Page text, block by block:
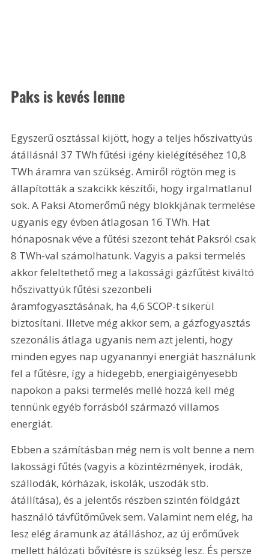
Paks is kevés lenne
Egyszerű osztással kijött, hogy a teljes hőszivattyús
átállásnál 37 TWh fűtési igény kielégítéséhez 10,8
TWh áramra van szükség. Amiről rögtön meg is
állapították a szakcikk készítői, hogy irgalmatlanul
sok. A Paksi Atomerőmű négy blokkjának termelése
ugyanis egy évben átlagosan 16 TWh. Hat
hónaposnak véve a fűtési szezont tehát Paksról csak
8 TWh-val számolhatunk. Vagyis a paksi termelés
akkor feleltethető meg a lakossági gázfűtést kiváltó
hőszivattyúk fűtési szezonbeli
áramfogyasztásának, ha 4,6 SCOP-t sikerül
biztosítani. Illetve még akkor sem, a gázfogyasztás
szezonális átlaga ugyanis nem azt jelenti, hogy
minden egyes nap ugyanannyi energiát használunk
fel a fűtésre, így a hidegebb, energiaigényesebb
napokon a paksi termelés mellé hozzá kell még
tennünk egyéb forrásból származó villamos
energiát.
Ebben a számításban még nem is volt benne a nem
lakossági fűtés (vagyis a közintézmények, irodák,
szállodák, kórházak, iskolák, uszodák stb.
átállítása), és a jelentős részben szintén földgázt
használó távfűtőművek sem. Valamint nem elég, ha
lesz elég áramunk az átálláshoz, az új erőművek
mellett hálózati bővítésre is szükség lesz. És persze